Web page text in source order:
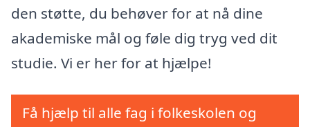
den støtte, du behøver for at nå dine
akademiske mål og føle dig tryg ved dit
studie. Vi er her for at hjælpe!
Få hjælp til alle fag i folkeskolen og